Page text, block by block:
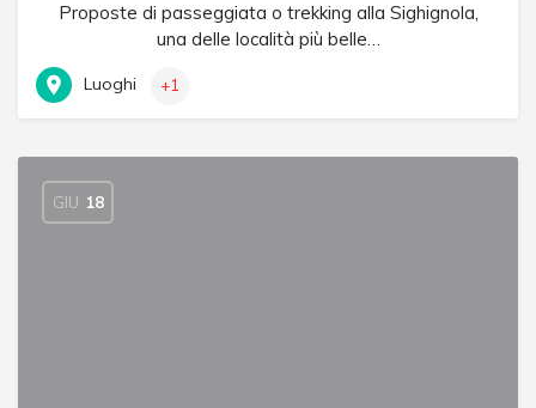
Proposte di passeggiata o trekking alla Sighignola,
una delle località più belle…
Luoghi +1
GIU 18